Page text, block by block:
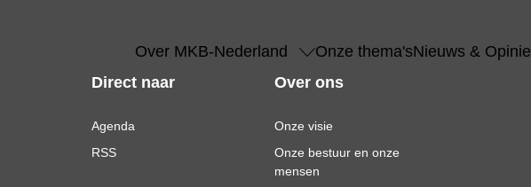
Over MKB-Nederland Onze thema'sNieuws & Opinie
Direct naar
Agenda
RSS
Over ons
Onze visie
Onze bestuur en onze
mensen